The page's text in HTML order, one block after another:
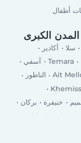
أطفال
الكبرى
سلا
أكادير
Temara
آسفي
Ait
الناظور
خنيفرة
بركان
El Kelaa des